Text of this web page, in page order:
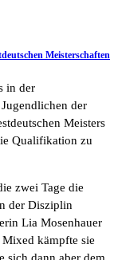
Meisterschaften
in der
der
Meisters
Qualifikation zu
zwei Tage die
der Disziplin
Lia Mosenhauer
kämpfte sie
sich dann aber dem